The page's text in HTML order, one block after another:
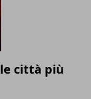
città più